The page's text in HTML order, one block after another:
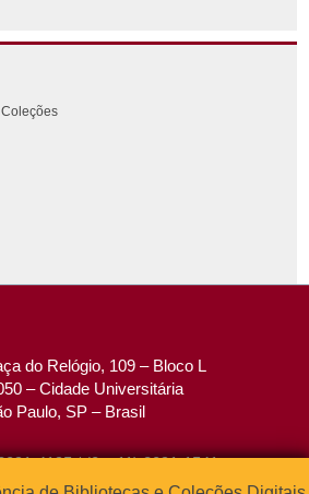
do Relógio, 109 – Bloco L
– Cidade Universitária
Paulo, SP – Brasil
4195 / (0xx11) 3091-1541
(0xx11) 3091-1567